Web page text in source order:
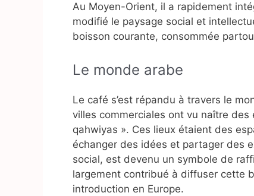
Au Moyen-Orient, il a rapidement
modifié le paysage social et
boisson courante, consommée
Le monde arabe
Le café s’est répandu à travers le
villes commerciales ont vu naître
qahwiyas ». Ces lieux étaient des
échanger des idées et partager des
social, est devenu un symbole de
largement contribué à diffuser cette
introduction en Europe.